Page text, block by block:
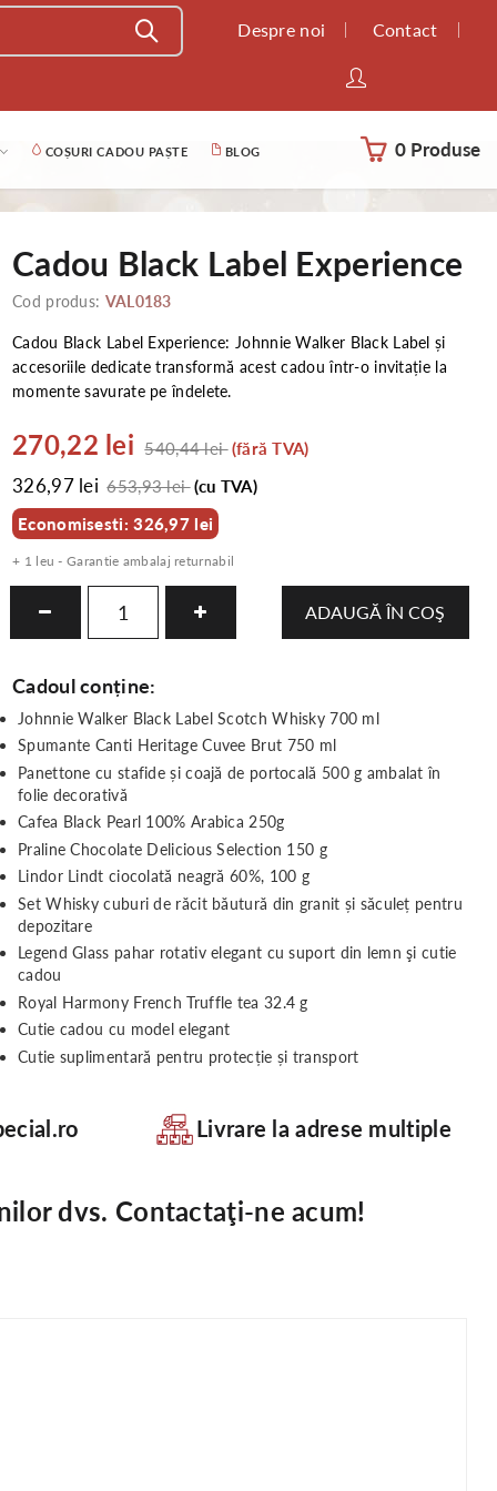
Despre noi Contact
COȘURI CADOU PAȘTE BLOG 0 Produse
Cadou Black Label Experience
Cod produs: VAL0183
Cadou Black Label Experience: Johnnie Walker Black Label și
accesoriile dedicate transformă acest cadou într-o invitație la
momente savurate pe îndelete.
270,22 lei 540,44 lei(fără TVA)
326,97 lei 653,93 lei(cu TVA)
Economisesti: 326,97 lei
+ 1 leu - Garantie ambalaj returnabil
ADAUGĂ ÎN COŞ
Cadoul conține:
Johnnie Walker Black Label Scotch Whisky 700 ml
Spumante Canti Heritage Cuvee Brut 750 ml
Panettone cu stafide și coajă de portocală 500 g ambalat în
folie decorativă
Cafea Black Pearl 100% Arabica 250g
Praline Chocolate Delicious Selection 150 g
Lindor Lindt ciocolată neagră 60%, 100 g
Set Whisky cuburi de răcit băutură din granit și săculeț pentru
depozitare
Legend Glass pahar rotativ elegant cu suport din lemn şi cutie
cadou
Royal Harmony French Truffle tea 32.4 g
Cutie cadou cu model elegant
Cutie suplimentară pentru protecție și transport
Livrare la adrese multiple
dvs. Contactaţi-ne acum!